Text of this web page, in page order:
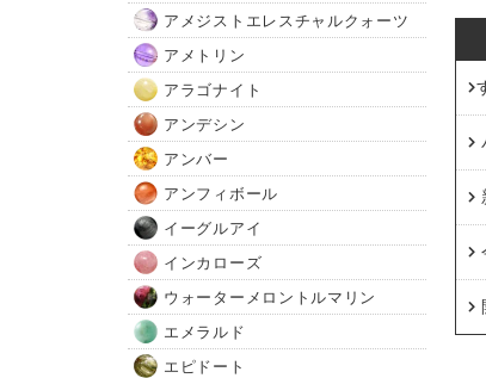
アメジストエレスチャルクォーツ
アメトリン
アラゴナイト
アンデシン
アンバー
アンフィボール
イーグルアイ
インカローズ
ウォーターメロントルマリン
エメラルド
エピドート